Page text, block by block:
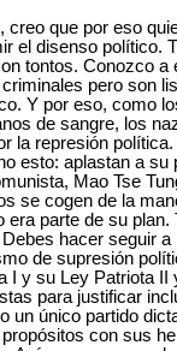
creo que por eso
el disenso político.
tontos. Conozco a
pero son
Y por eso, como
de sangre, los
la represión política.
esto: aplastan a su
Mao Tse
se cogen de la
era parte de su
hacer seguir a
de supresión
I y su Ley Patriota II
para justificar
un único partido
con sus